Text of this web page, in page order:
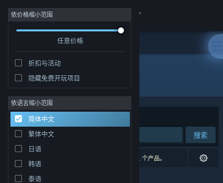
登录
社区
关于
客服
更改语言
获取 Steam 手机应用
依价格缩小范围
任意价格
折扣与活动
隐藏免费开玩项目
依语言缩小范围
简体中文
繁体中文
日语
韩语
泰语
开发者: Cody Dowell
排序依据 相关性
搜索
0 个匹配的搜索结果。 根据您的偏好，已排除了 1 个产品。